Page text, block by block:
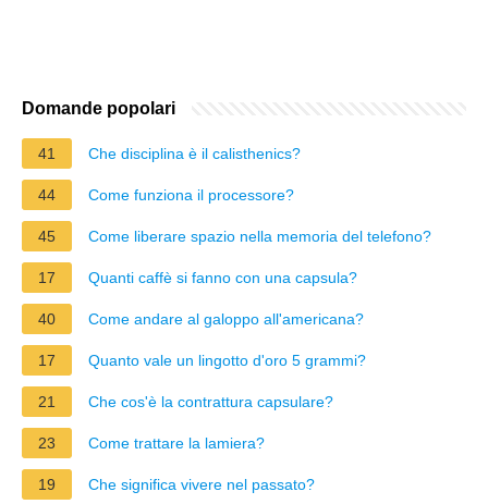
Domande popolari
41 Che disciplina è il calisthenics?
44 Come funziona il processore?
45 Come liberare spazio nella memoria del telefono?
17 Quanti caffè si fanno con una capsula?
40 Come andare al galoppo all'americana?
17 Quanto vale un lingotto d'oro 5 grammi?
21 Che cos'è la contrattura capsulare?
23 Come trattare la lamiera?
19 Che significa vivere nel passato?